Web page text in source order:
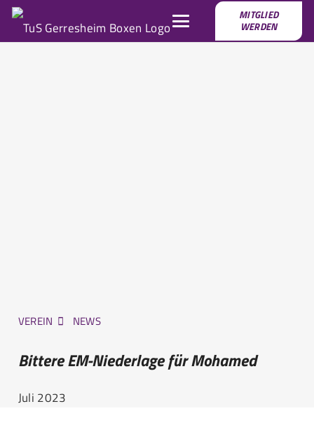
MITGLIED
WERDEN
VEREIN NEWS
Bittere EM-Niederlage für Mohamed
Juli 2023